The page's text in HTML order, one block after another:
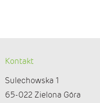
Kontakt
Sulechowska 1
65-022 Zielona Góra